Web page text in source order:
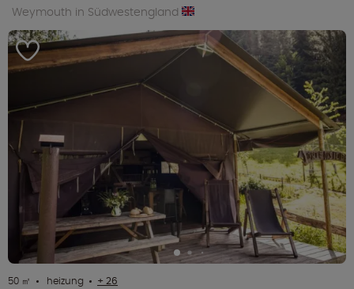
Weymouth in Südwestengland
50 ㎡ heizung + 26